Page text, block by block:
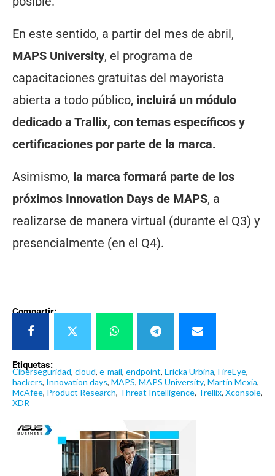
En este sentido, a partir del mes de abril,
MAPS University, el programa de
capacitaciones gratuitas del mayorista
abierta a todo público, incluirá un módulo
dedicado a Trallix, con temas específicos y
certificaciones por parte de la marca.
Asimismo, la marca formará parte de los
próximos Innovation Days de MAPS, a
realizarse de manera virtual (durante el Q3) y
presencialmente (en el Q4).
Compartir:
Etiquetas:
Ciberseguridad, cloud, e-mail, endpoint, Ericka Urbina, FireEye,
hackers, Innovation days, MAPS, MAPS University, Martin Mexia,
McAfee, Product Research, Threat Intelligence, Trellix, Xconsole,
XDR